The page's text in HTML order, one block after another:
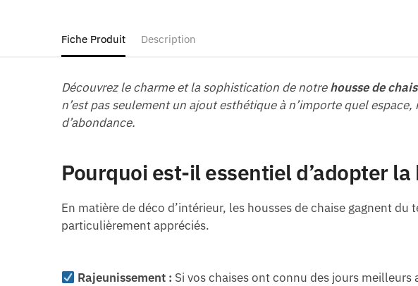
Fiche Produit Description
Découvrez le charme et la sophistication de notrehousse de
n’est pas seulement un ajout esthétique à n’importe quel
d’abondance.
Pourquoi est-il essentiel d’adopter
En matière de déco d’intérieur, les housses de chaise gagnent
particulièrement appréciés.
Rajeunissement : Si vos chaises ont connu des jours meilleurs